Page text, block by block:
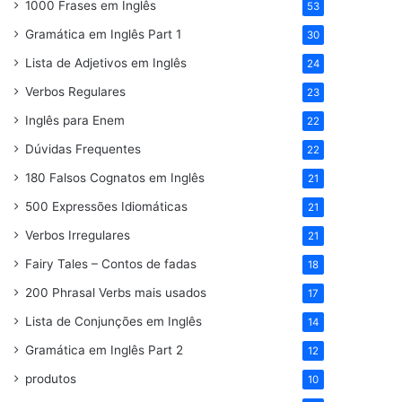
1000 Frases em Inglês 53
Gramática em Inglês Part 1 30
Lista de Adjetivos em Inglês 24
Verbos Regulares 23
Inglês para Enem 22
Dúvidas Frequentes 22
180 Falsos Cognatos em Inglês 21
500 Expressões Idiomáticas 21
Verbos Irregulares 21
Fairy Tales – Contos de fadas 18
200 Phrasal Verbs mais usados 17
Lista de Conjunções em Inglês 14
Gramática em Inglês Part 2 12
produtos 10